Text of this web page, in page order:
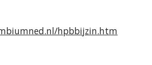
hpbbijzin.htm